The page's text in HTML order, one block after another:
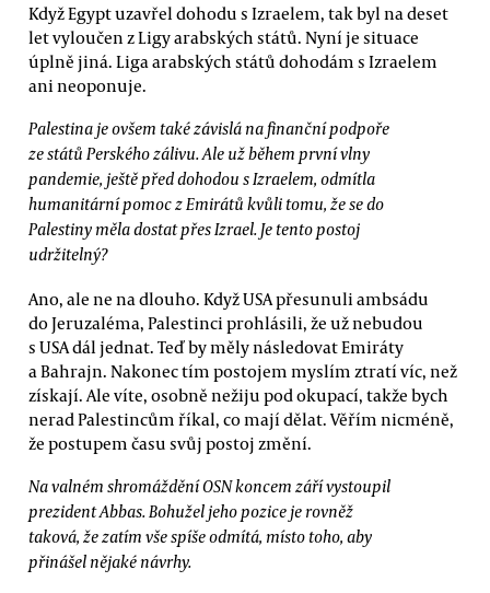
Když Egypt uzavřel dohodu s Izraelem, tak byl na deset
let vyloučen z Ligy arabských států. Nyní je situace
úplně jiná. Liga arabských států dohodám s Izraelem
ani neoponuje.
Palestina je ovšem také závislá na finanční podpoře
ze států Perského zálivu. Ale už během první vlny
pandemie, ještě před dohodou s Izraelem, odmítla
humanitární pomoc z Emirátů kvůli tomu, že se do
Palestiny měla dostat přes Izrael. Je tento postoj
udržitelný?
Ano, ale ne na dlouho. Když USA přesunuli ambsádu
do Jeruzaléma, Palestinci prohlásili, že už nebudou
s USA dál jednat. Teď by měly následovat Emiráty
a Bahrajn. Nakonec tím postojem myslím ztratí víc, než
získají. Ale víte, osobně nežiju pod okupací, takže bych
nerad Palestincům říkal, co mají dělat. Věřím nicméně,
že postupem času svůj postoj změní.
Na valném shromáždění OSN koncem září vystoupil
prezident Abbas. Bohužel jeho pozice je rovněž
taková, že zatím vše spíše odmítá, místo toho, aby
přinášel nějaké návrhy.